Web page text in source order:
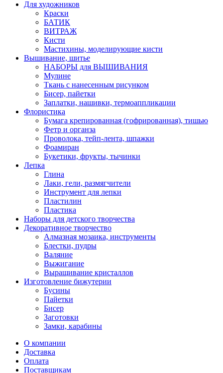
Для художников
Краски
БАТИК
ВИТРАЖ
Кисти
Мастихины, моделирующие кисти
Вышивание, шитье
НАБОРЫ для ВЫШИВАНИЯ
Мулине
Ткань с нанесенным рисунком
Бисер, пайетки
Заплатки, нашивки, термоаппликации
Флористика
Бумага крепированная (гофрированная), тишью
Фетр и органза
Проволока, тейп-лента, шпажки
Фоамиран
Букетики, фрукты, тычинки
Лепка
Глина
Лаки, гели, размягчители
Инструмент для лепки
Пластилин
Пластика
Наборы для детского творчества
Декоративное творчество
Алмазная мозаика, инструменты
Блестки, пудры
Валяние
Выжигание
Выращивание кристаллов
Изготовление бижутерии
Бусины
Пайетки
Бисер
Заготовки
Замки, карабины
О компании
Доставка
Оплата
Поставщикам